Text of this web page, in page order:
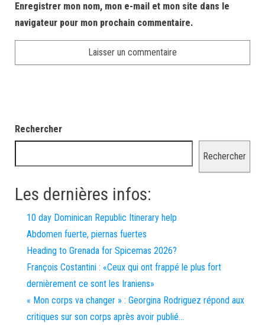
Enregistrer mon nom, mon e-mail et mon site dans le
navigateur pour mon prochain commentaire.
Rechercher
Rechercher
Les dernières infos:
10 day Dominican Republic Itinerary help
Abdomen fuerte, piernas fuertes
Heading to Grenada for Spicemas 2026?
François Costantini : «Ceux qui ont frappé le plus fort
dernièrement ce sont les Iraniens»
« Mon corps va changer » : Georgina Rodriguez répond aux
critiques sur son corps après avoir publié…